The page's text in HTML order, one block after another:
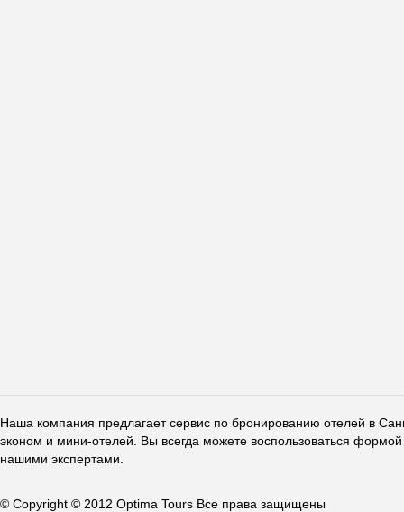
Наша компания предлагает сервис по бронированию отелей в
эконом и мини-отелей. Вы всегда можете воспользоваться
нашими экспертами.
© Copyright © 2012 Optima Tours Все права защищены